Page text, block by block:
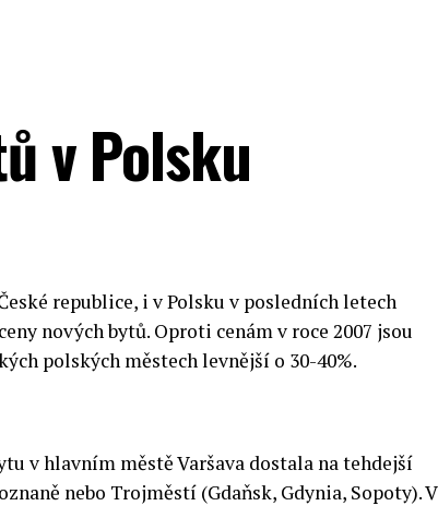
v Polsku
republice, i v Polsku v posledních letech
nových bytů. Oproti cenám v roce 2007 jsou
polských městech levnější o 30-40%.
v hlavním městě Varšava dostala na tehdejší
nebo Trojměstí (Gdaňsk, Gdynia, Sopoty). V